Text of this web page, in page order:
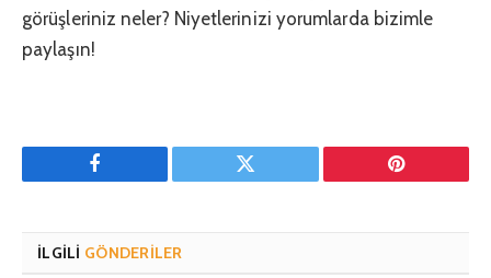
görüşleriniz neler? Niyetlerinizi yorumlarda bizimle
paylaşın!
Facebook Twitter Pinterest'in
İLGILI GÖNDERILER